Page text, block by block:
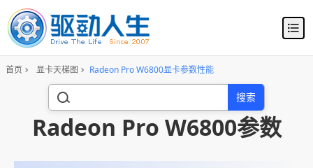
首页 显卡天梯图 Radeon Pro W6800显卡参数性能
搜索
Radeon Pro W6800参数